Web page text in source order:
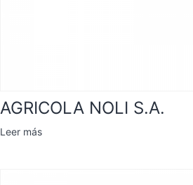
AGRICOLA NOLI S.A.
Leer más